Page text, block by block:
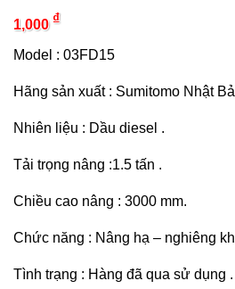
1,000 ₫
Model : 03FD15
Hãng sản xuất : Sumitomo Nhật
Nhiên liệu : Dầu diesel .
Tải trọng nâng :1.5 tấn .
Chiều cao nâng : 3000 mm.
Chức năng : Nâng hạ – nghiêng
Tình trạng : Hàng đã qua sử dụng .